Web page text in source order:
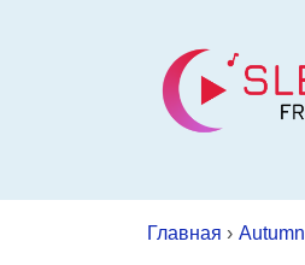
Главная › Autumn